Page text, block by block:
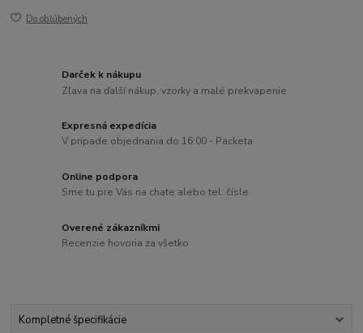
Do obľúbených
Darček k nákupu
Zľava na ďalší nákup, vzorky a malé prekvapenie
Expresná expedícia
V prípade objednania do 16:00 - Packeta
Online podpora
Sme tu pre Vás na chate alebo tel. čísle
Overené zákazníkmi
Recenzie hovoria za všetko
Kompletné špecifikácie